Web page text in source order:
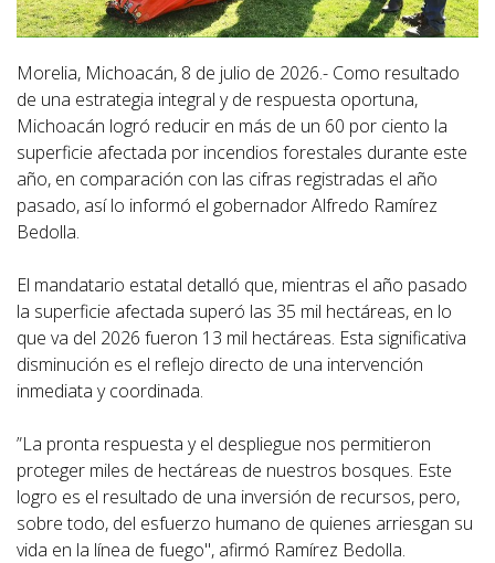
Morelia, Michoacán, 8 de julio de 2026.- Como resultado
de una estrategia integral y de respuesta oportuna,
Michoacán logró reducir en más de un 60 por ciento la
superficie afectada por incendios forestales durante este
año, en comparación con las cifras registradas el año
pasado, así lo informó el gobernador Alfredo Ramírez
Bedolla.
El mandatario estatal detalló que, mientras el año pasado
la superficie afectada superó las 35 mil hectáreas, en lo
que va del 2026 fueron 13 mil hectáreas. Esta significativa
disminución es el reflejo directo de una intervención
inmediata y coordinada.
”La pronta respuesta y el despliegue nos permitieron
proteger miles de hectáreas de nuestros bosques. Este
logro es el resultado de una inversión de recursos, pero,
sobre todo, del esfuerzo humano de quienes arriesgan su
vida en la línea de fuego", afirmó Ramírez Bedolla.